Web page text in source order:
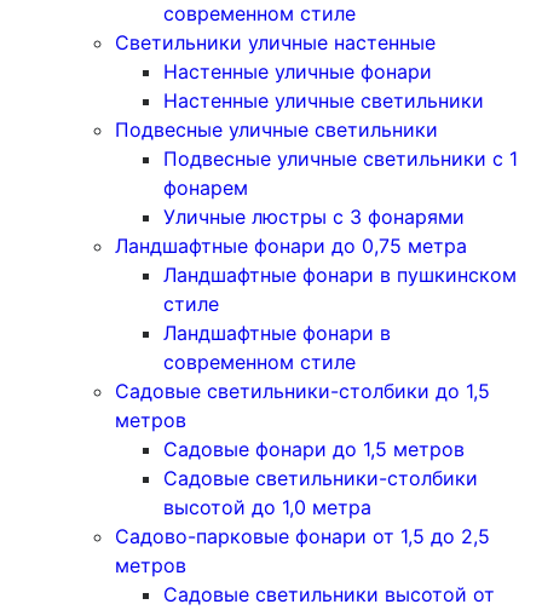
современном стиле
Светильники уличные настенные
Настенные уличные фонари
Настенные уличные светильники
Подвесные уличные светильники
Подвесные уличные светильники с 1
фонарем
Уличные люстры с 3 фонарями
Ландшафтные фонари до 0,75 метра
Ландшафтные фонари в пушкинском
стиле
Ландшафтные фонари в
современном стиле
Садовые светильники-столбики до 1,5
метров
Садовые фонари до 1,5 метров
Садовые светильники-столбики
высотой до 1,0 метра
Садово-парковые фонари от 1,5 до 2,5
метров
Садовые светильники высотой от